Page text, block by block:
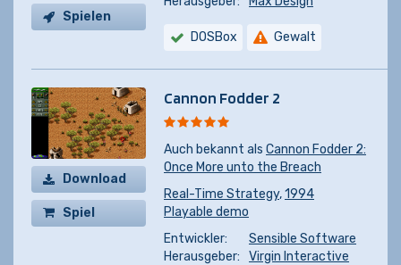
Spielen
DOSBox Gewalt
Download
Spiel
Cannon Fodder 2
Auch bekannt als Cannon Fodder 2:
Once More unto the Breach
Real-Time Strategy,1994
Playable demo
Entwickler:
Sensible Software
Herausgeber:
Virgin Interactive